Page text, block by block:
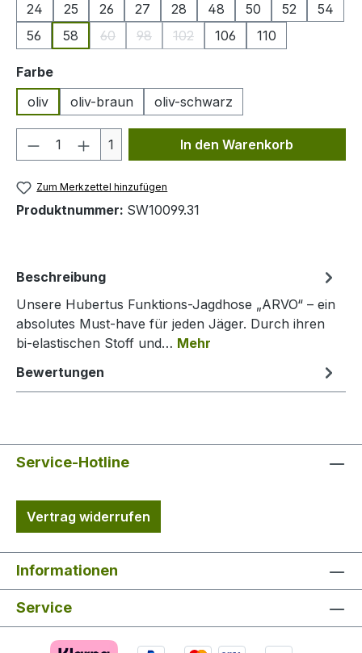
24
25 26 27 28 48 50 52
54
56
58 60
(Diese Option ist zurzeit nicht verfügbar.)
98
(Diese Option ist zurzeit nicht verfügbar.)
102
(Diese Option ist zurzeit nicht
106 110
Farbeauswählen
oliv
oliv-braun oliv-schwarz
Produkt Anzahl: Gib den
1 In den Warenkorb
Zum Merkzettel hinzufügen
Produktnummer: SW10099.31
Beschreibung
Unsere Hubertus Funktions-Jagdhose „ARVO“ – ein
absolutes Must-have für jeden Jäger. Durch ihren
bi-elastischen Stoff und… Mehr
Bewertungen
Service-Hotline
Vertrag widerrufen
Informationen
Service